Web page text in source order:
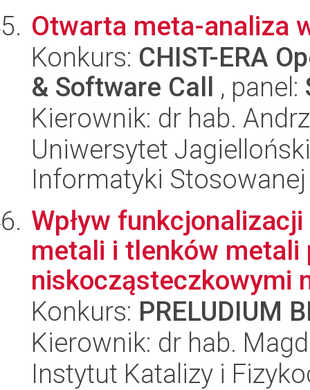
Otwarta meta-analiza
Konkurs: CHIST-ERA
& Software Call , panel:
Kierownik: dr hab.
Uniwersytet
Informatyki Stosowanej
Wpływ
metali i tlenków metali
niskocząsteczkowymi
Konkurs: PRELUDIUM
Kierownik: dr hab.
Instytut Katalizy i